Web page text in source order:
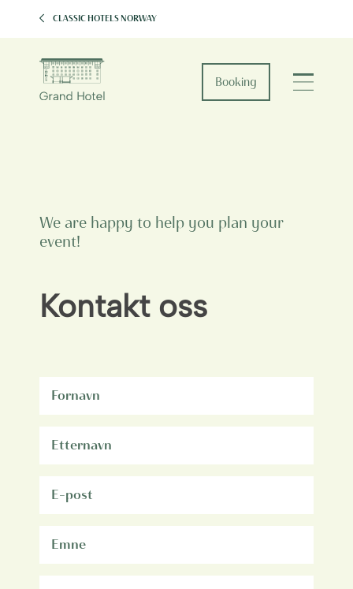
CLASSIC HOTELS NORWAY
Booking
Kontakt oss
We are happy to help you plan your
event!